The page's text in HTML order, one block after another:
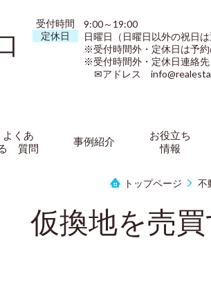
受付時間
定休日
9:00～19:00
日曜日（日曜日以外の祝日
※受付時間外・定休日は予
※受付時間外・定休日連絡
✉アドレス
よくあ
質問
事例紹介
お役立ち
情報
トップページ 不
仮換地を売